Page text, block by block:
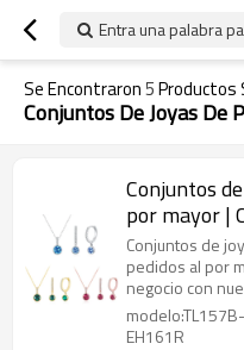
Entra una palabra
Se Encontraron5Productos
Conjuntos De Joyas De
Conjuntos
por mayor |
rosa de
Conjuntos de
pedidos al por
negocio con
para ver
EH161R